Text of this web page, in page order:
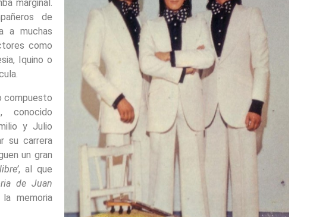
marginal.
de
a muchas
como
Iquino o
compuesto
conocido
y Julio
su carrera
un gran
, al que
de Juan
memoria